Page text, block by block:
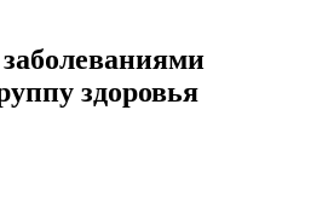
здоровья